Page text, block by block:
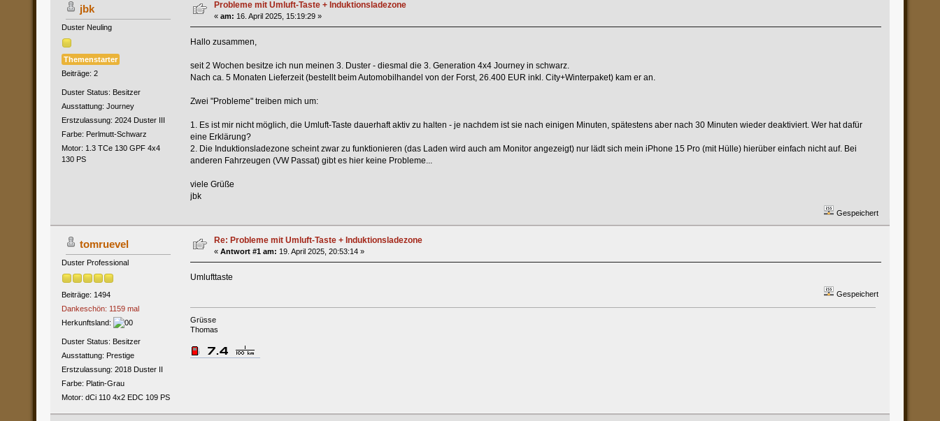
jbk
Duster Neuling
Themenstarter
Beiträge: 2
Duster Status: Besitzer
Ausstattung: Journey
Erstzulassung: 2024 Duster III
Farbe: Perlmutt-Schwarz
Motor: 1.3 TCe 130 GPF 4x4
130 PS
Probleme mit Umluft-Taste + Induktionsladezone
« am: 16. April 2025, 15:19:29 »
Hallo zusammen,
seit 2 Wochen besitze ich nun meinen 3. Duster - diesmal die 3. Generation 4x4 Journey in schwarz.
Nach ca. 5 Monaten Lieferzeit (bestellt beim Automobilhandel von der Forst, 26.400 EUR inkl. City+Winterpaket) kam er an.
Zwei "Probleme" treiben mich um:
1. Es ist mir nicht möglich, die Umluft-Taste dauerhaft aktiv zu halten - je nachdem ist sie nach einigen Minuten, spätestens aber nach 30 Minuten wieder deaktiviert. Wer hat dafür
eine Erklärung?
2. Die Induktionsladezone scheint zwar zu funktionieren (das Laden wird auch am Monitor angezeigt) nur lädt sich mein iPhone 15 Pro (mit Hülle) hierüber einfach nicht auf. Bei
anderen Fahrzeugen (VW Passat) gibt es hier keine Probleme...
viele Grüße
jbk
Gespeichert
tomruevel
Duster Professional
Beiträge: 1494
Dankeschön: 1159 mal
Herkunftsland:
Duster Status: Besitzer
Ausstattung: Prestige
Erstzulassung: 2018 Duster II
Farbe: Platin-Grau
Motor: dCi 110 4x2 EDC 109 PS
Re: Probleme mit Umluft-Taste + Induktionsladezone
« Antwort #1 am: 19. April 2025, 20:53:14 »
Umlufttaste
Gespeichert
Grüsse
Thomas